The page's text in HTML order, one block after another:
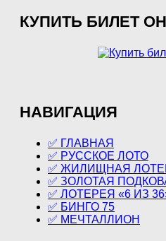
КУПИТЬ БИЛЕТ
НАВИГАЦИЯ
✅ ГЛАВНАЯ
✅ РУССКОЕ ЛОТО
✅ ЖИЛИЩНАЯ
✅ ЗОЛОТАЯ
✅ ЛОТЕРЕЯ «6 ИЗ
✅ БИНГО 75
✅ МЕЧТАЛЛИОН